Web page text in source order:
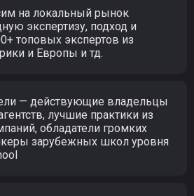
на локальный рынок
экспертизу, подход и
топовых экспертов из
и Европы и тд.
— действующие владельцы
лучшие практики из
обладатели громких
зарубежных школ уровня